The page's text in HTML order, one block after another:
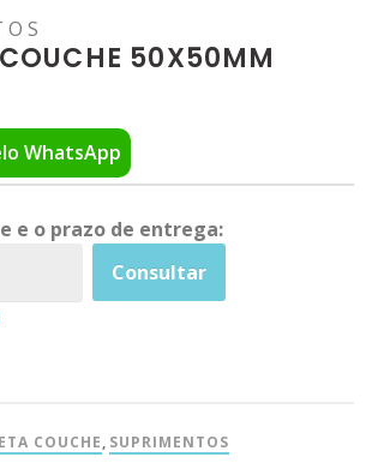
50X50MM
WhatsApp
e o prazo de entrega:
Consultar
COUCHE, SUPRIMENTOS